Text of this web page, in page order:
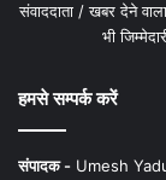
संवाददाता / खबर देने
भी
हमसे सम्पर्क करें
संपादक - Umesh